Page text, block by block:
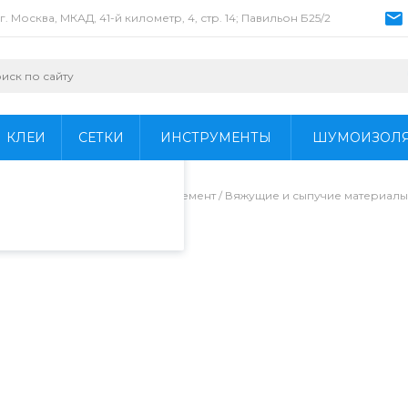
и
.
г. Москва, МКАД, 41-й километр, 4, стр. 14; Павильон Б25/2
КЛЕИ СЕТКИ ИНСТРУМЕНТЫ
и ремонтных работ Цемент / Вяжущие и сыпучие материалы